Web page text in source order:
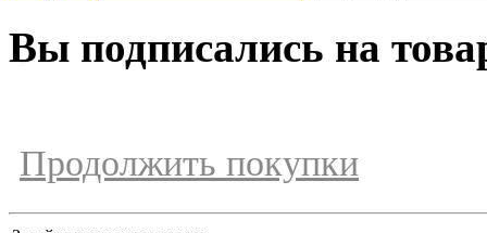
Вы подписались на
Продолжить покупки